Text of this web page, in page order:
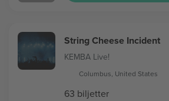
String Cheese Incident
KEMBA Live!
Columbus, United States
63 biljetter